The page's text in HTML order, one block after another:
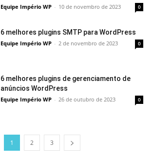
Equipe Império WP - 10 de novembro de 2023 0
6 melhores plugins SMTP para WordPress
Equipe Império WP - 2 de novembro de 2023 0
6 melhores plugins de gerenciamento de
anúncios WordPress
Equipe Império WP - 26 de outubro de 2023 0
1 2 3